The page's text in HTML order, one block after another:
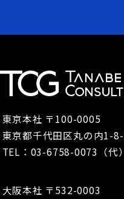
東京本社 〒100-0005
東京都千代田区丸の内1-
TEL： 03-6758-0073 （
大阪本社 〒532-0003